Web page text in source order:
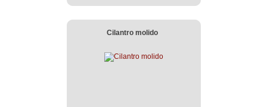
Cilantro molido